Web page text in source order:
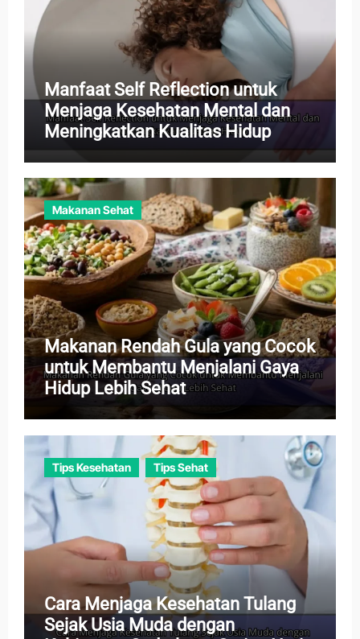
Manfaat Self Reflection untuk
Menjaga Kesehatan Mental dan
Meningkatkan Kualitas Hidup
Makanan Sehat
Makanan Rendah Gula yang Cocok
untuk Membantu Menjalani Gaya
Hidup Lebih Sehat
Tips Kesehatan Tips Sehat
Cara Menjaga Kesehatan Tulang
Sejak Usia Muda dengan